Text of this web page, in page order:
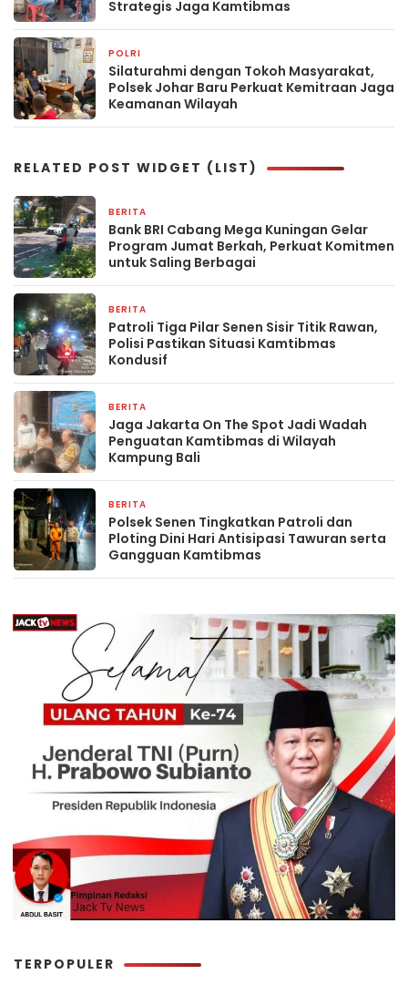
Strategis Jaga Kamtibmas
POLRI
Silaturahmi dengan Tokoh Masyarakat,
Polsek Johar Baru Perkuat Kemitraan Jaga
Keamanan Wilayah
RELATED POST WIDGET (LIST)
BERITA
Bank BRI Cabang Mega Kuningan Gelar
Program Jumat Berkah, Perkuat Komitmen
untuk Saling Berbagai
BERITA
Patroli Tiga Pilar Senen Sisir Titik Rawan,
Polisi Pastikan Situasi Kamtibmas
Kondusif
BERITA
Jaga Jakarta On The Spot Jadi Wadah
Penguatan Kamtibmas di Wilayah
Kampung Bali
BERITA
Polsek Senen Tingkatkan Patroli dan
Ploting Dini Hari Antisipasi Tawuran serta
Gangguan Kamtibmas
TERPOPULER